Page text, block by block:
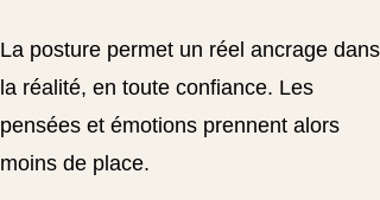
La posture permet un réel ancrage dans
la réalité, en toute confiance. Les
pensées et émotions prennent alors
moins de place.